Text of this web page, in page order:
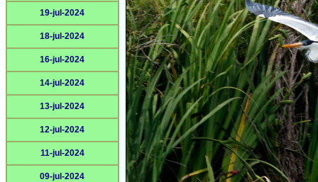
19-jul-2024
18-jul-2024
16-jul-2024
14-jul-2024
13-jul-2024
12-jul-2024
11-jul-2024
09-jul-2024